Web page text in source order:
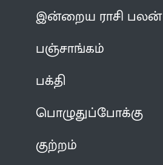
இன்றைய ராசி பலன்
பஞ்சாங்கம்
பக்தி
பொழுதுப்போக்கு
குற்றம்